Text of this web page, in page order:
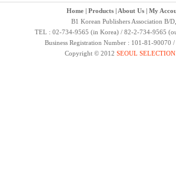
Home| Products| About Us| My
B1 Korean Publishers Association B/
TEL : 02-734-9565 (in Korea) / 82-2-734-9565
Business Registration Number : 101-81-
Copyright © 2012 SEOUL SELECTION